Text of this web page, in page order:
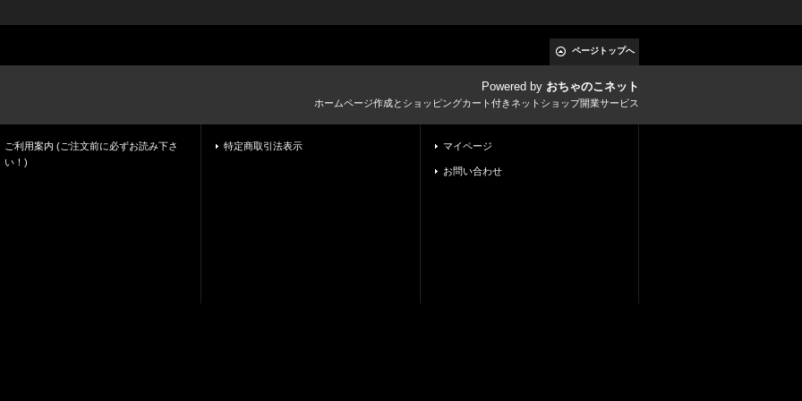
ページトップへ
Powered by おちゃのこネット
ホームページ作成とショッピングカート付きネットショップ開業サービス
ご利用案内 (ご注文前に必ずお読み下さ
い！)
特定商取引法表示 マイページ
お問い合わせ